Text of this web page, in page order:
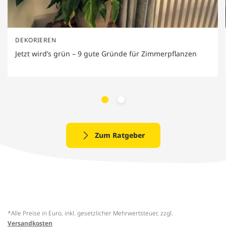
Jetzt wird’s grün – 9 gute Gründe für Zimmerpflanzen
DEKORIEREN
Zum Ratgeber
*Alle Preise in Euro, inkl. gesetzlicher Mehrwertsteuer, zzgl.
Versandkosten